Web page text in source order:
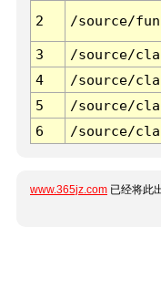
2 /source/
3 /source/
4
/source/
5
/source/
6
/source/
www.365jz.com 已经将此